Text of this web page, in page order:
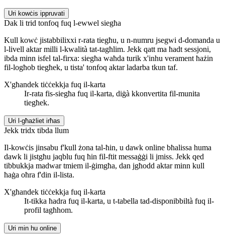
Uri kowċis ippruvati
Dak li trid tonfoq fuq l-ewwel siegħa
Kull kowċ jistabbilixxi r-rata tiegħu, u n-numru jsegwi d-domanda u
l-livell aktar milli l-kwalità tat-tagħlim. Jekk qatt ma ħadt sessjoni,
ibda minn isfel tal-firxa: siegħa waħda turik x'inhu verament ħażin
fil-logħob tiegħek, u tista' tonfoq aktar ladarba tkun taf.
X'għandek tiċċekkja fuq il-karta
Ir-rata fis-siegħa fuq il-karta, diġà kkonvertita fil-munita
tiegħek.
Uri l-għażliet irħas
Jekk tridx tibda llum
Il-kowċis jinsabu f'kull żona tal-ħin, u dawk online bħalissa huma
dawk li jistgħu jaqblu fuq ħin fil-ftit messaġġi li jmiss. Jekk qed
tibbukkja madwar tmiem il-ġimgħa, dan jgħodd aktar minn kull
ħaġa oħra f'din il-lista.
X'għandek tiċċekkja fuq il-karta
It-tikka ħadra fuq il-karta, u t-tabella tad-disponibbiltà fuq il-
profil tagħhom.
Uri min hu online